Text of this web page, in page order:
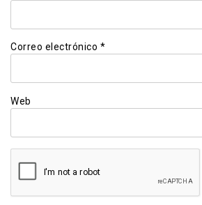
Correo electrónico *
Web